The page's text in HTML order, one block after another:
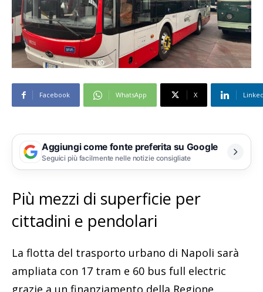
Facebook WhatsApp X
Aggiungi come fonte preferita su Google
Seguici più facilmente nelle notizie consigliate
Più mezzi di superficie per
cittadini e pendolari
La flotta del trasporto urbano di Napoli sarà
ampliata con 17 tram e 60 bus full electric
grazie a un finanziamento della Regione